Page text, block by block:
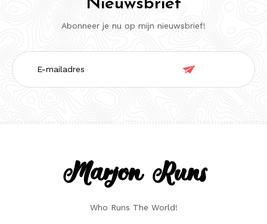
Nieuwsbrief
Abonneer je nu op mijn nieuwsbrief!
E-
mailadres

Marjon Runs
Who Runs The World!